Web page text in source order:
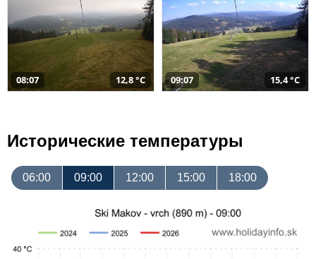
08:07 12,8 °C 09:07 15,4 °C
Исторические температуры
06:00 09:00 12:00 15:00 18:00